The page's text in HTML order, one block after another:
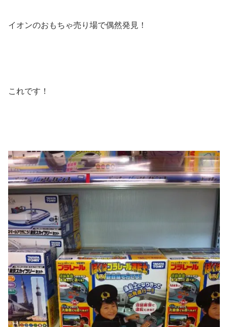
イオンのおもちゃ売り場で偶然発見！
これです！